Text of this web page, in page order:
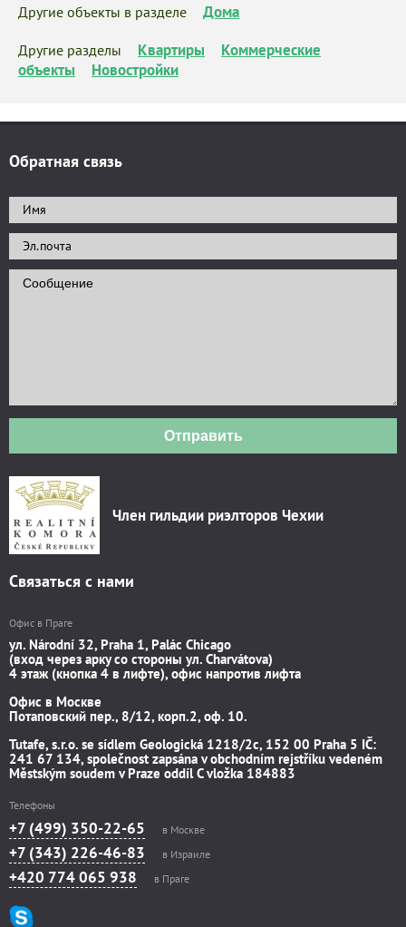
Другие объекты в разделе Дома
Другие разделы Квартиры
Коммерческие
объекты
Новостройки
Обратная связь
Отправить
Член гильдии риэлторов Чехии
Связаться с нами
Офис в Праге
ул. Národní 32, Praha 1, Palác Chicago
(вход через арку со стороны ул. Charvátova)
4 этаж (кнопка 4 в лифте), офис напротив лифта
Офис в Москве
Потаповский пер., 8/12, корп.2, оф. 10.
Tutafe, s.r.o. se sídlem Geologická 1218/2c, 152 00 Praha 5 IČ:
241 67 134, společnost zapsána v obchodním rejstříku vedeném
Městským soudem v Praze oddíl C vložka 184883
Телефоны
+7 (499) 350-22-65 в Москве
+7 (343) 226-46-83 в Израиле
+420 774 065 938 в Праге